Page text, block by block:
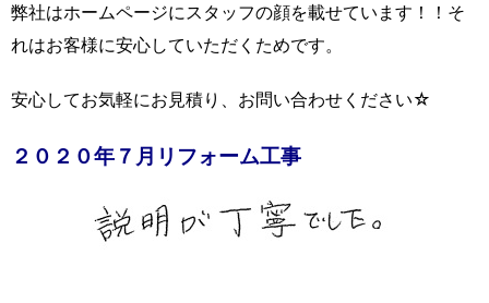
弊社はホームページにスタッフの顔を載せています！！そ
れはお客様に安心していただくためです。
安心してお気軽にお見積り、お問い合わせください☆
２０２０年７月リフォーム工事